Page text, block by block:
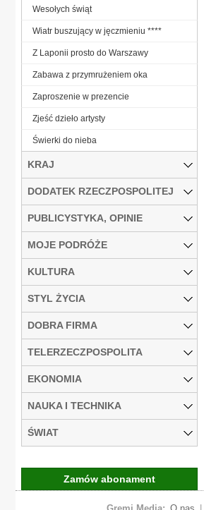
Wesołych świąt
Wiatr buszujący w jęczmieniu ****
Z Laponii prosto do Warszawy
Zabawa z przymrużeniem oka
Zaproszenie w prezencie
Zjeść dzieło artysty
Świerki do nieba
KRAJ
DODATEK RZECZPOSPOLITEJ
PUBLICYSTYKA, OPINIE
MOJE PODRÓŻE
KULTURA
STYL ŻYCIA
DOBRA FIRMA
TELERZECZPOSPOLITA
EKONOMIA
NAUKA I TECHNIKA
ŚWIAT
Zamów abonament